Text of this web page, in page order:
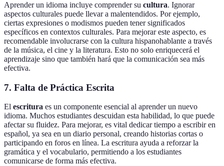
Aprender un idioma incluye comprender su cultura. Ignorar
aspectos culturales puede llevar a malentendidos. Por ejemplo,
ciertas expresiones o modismos pueden tener significados
específicos en contextos culturales. Para mejorar este aspecto, es
recomendable involucrarse con la cultura hispanohablante a través
de la música, el cine y la literatura. Esto no solo enriquecerá el
aprendizaje sino que también hará que la comunicación sea más
efectiva.
7. Falta de Práctica Escrita
El escritura es un componente esencial al aprender un nuevo
idioma. Muchos estudiantes descuidan esta habilidad, lo que puede
afectar su fluidez. Para mejorar, es vital dedicar tiempo a escribir en
español, ya sea en un diario personal, creando historias cortas o
participando en foros en línea. La escritura ayuda a reforzar la
gramática y el vocabulario, permitiendo a los estudiantes
comunicarse de forma más efectiva.